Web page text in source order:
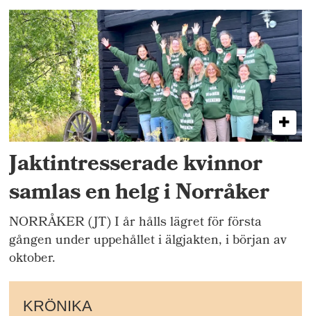
Jaktintresserade kvinnor
samlas en helg i Norråker
NORRÅKER (JT) I år hålls lägret för första
gången under uppehållet i älgjakten, i början av
oktober.
KRÖNIKA